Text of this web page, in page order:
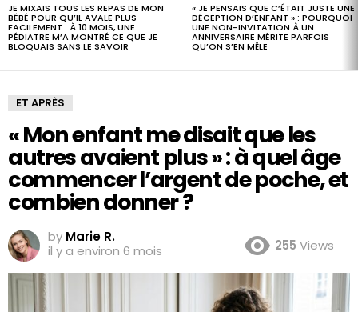
JE MIXAIS TOUS LES REPAS DE MON
BÉBÉ POUR QU’IL AVALE PLUS
FACILEMENT : À 10 MOIS, UNE
PÉDIATRE M’A MONTRÉ CE QUE JE
BLOQUAIS SANS LE SAVOIR
« JE PENSAIS QUE C’ÉTAIT JUSTE UNE
DÉCEPTION D’ENFANT » : POURQUOI
UNE NON-INVITATION À UN
ANNIVERSAIRE MÉRITE PARFOIS
QU’ON S’EN MÊLE
ET APRÈS
« Mon enfant me disait que les
autres avaient plus » : à quel âge
commencer l’argent de poche, et
combien donner ?
by Marie R.
il y a environ 6 mois
255 Views